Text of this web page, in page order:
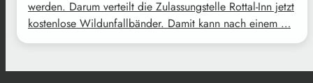
werden. Darum verteilt die Zulassungstelle Rottal-Inn jetzt
kostenlose Wildunfallbänder. Damit kann nach einem …